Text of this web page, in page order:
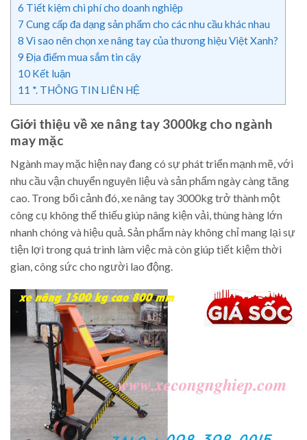
6 Tiết kiệm chi phí cho doanh nghiệp
7 Cung cấp đa dạng sản phẩm cho các nhu cầu khác nhau
8 Vì sao nên chọn xe nâng tay của thương hiệu Việt Xanh?
9 Địa điểm mua sắm tin cậy
10 Kết luận
11 *. THÔNG TIN LIÊN HỆ
Giới thiệu về xe nâng tay 3000kg cho ngành
may mặc
Ngành may mặc hiện nay đang có sự phát triển mạnh mẽ, với
nhu cầu vận chuyển nguyên liệu và sản phẩm ngày càng tăng
cao. Trong bối cảnh đó, xe nâng tay 3000kg trở thành một
công cụ không thể thiếu giúp nâng kiện vải, thùng hàng lớn
nhanh chóng và hiệu quả. Sản phẩm này không chỉ mang lại sự
tiện lợi trong quá trình làm việc mà còn giúp tiết kiệm thời
gian, công sức cho người lao động.